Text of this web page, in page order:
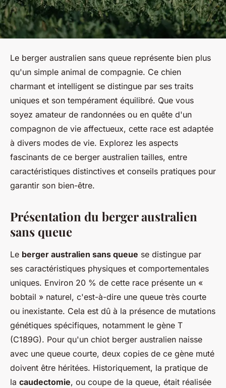
Le berger australien sans queue représente bien plus
qu'un simple animal de compagnie. Ce chien
charmant et intelligent se distingue par ses traits
uniques et son tempérament équilibré. Que vous
soyez amateur de randonnées ou en quête d'un
compagnon de vie affectueux, cette race est adaptée
à divers modes de vie. Explorez les aspects
fascinants de ce berger australien tailles, entre
caractéristiques distinctives et conseils pratiques pour
garantir son bien-être.
Présentation du berger australien
sans queue
Le berger australien sans queue se distingue par
ses caractéristiques physiques et comportementales
uniques. Environ 20 % de cette race présente un «
bobtail » naturel, c'est-à-dire une queue très courte
ou inexistante. Cela est dû à la présence de mutations
génétiques spécifiques, notamment le gène T
(C189G). Pour qu'un chiot berger australien naisse
avec une queue courte, deux copies de ce gène muté
doivent être héritées. Historiquement, la pratique de
la caudectomie, ou coupe de la queue, était réalisée